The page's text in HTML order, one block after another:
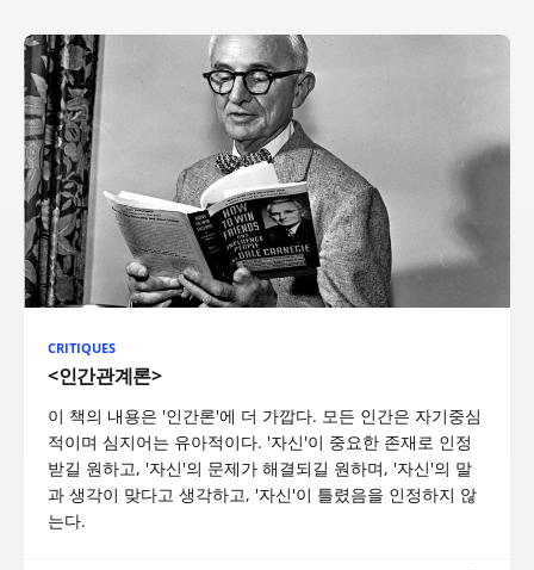
CRITIQUES
<인간관계론>
이 책의 내용은 '인간론'에 더 가깝다. 모든 인간은 자기중심
적이며 심지어는 유아적이다. '자신'이 중요한 존재로 인정
받길 원하고, '자신'의 문제가 해결되길 원하며, '자신'의 말
과 생각이 맞다고 생각하고, '자신'이 틀렸음을 인정하지 않
는다.